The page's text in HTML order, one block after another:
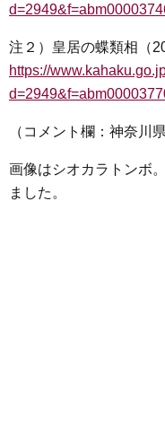
注２）皇居の蝶類相（
https://
（コメント欄：神奈川
画像はシオカラトンボ
ました。